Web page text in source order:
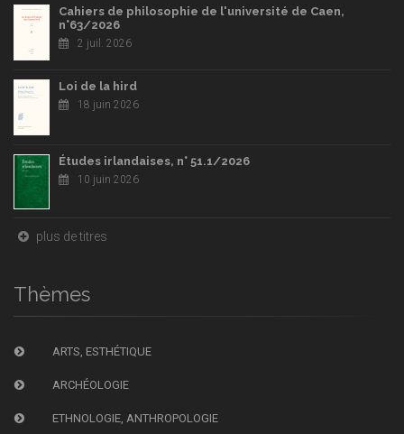
Cahiers de philosophie de l'université de Caen,
n°63/2026
2 juil. 2026
Loi de la hird
18 juin 2026
Études irlandaises, n° 51.1/2026
10 juin 2026
plus de titres
Thèmes
ARTS, ESTHÉTIQUE
ARCHÉOLOGIE
ETHNOLOGIE, ANTHROPOLOGIE